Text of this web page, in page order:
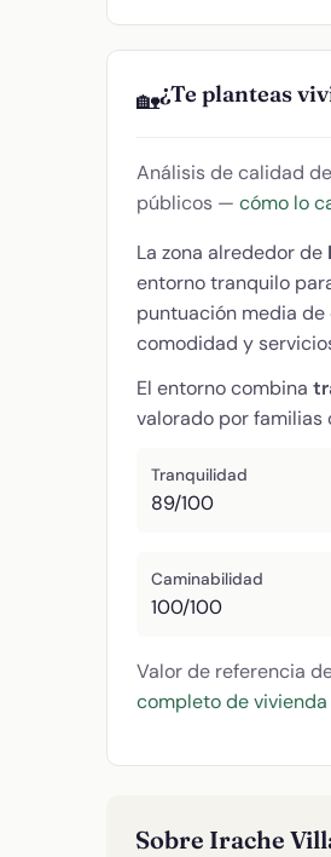
🏡¿Te planteas
Análisis de calidad
públicos — cómo lo
La zona alrededor de
entorno tranquilo
puntuación media
comodidad y
El entorno combina
valorado por familias
Tranquilidad
89/100
Caminabilidad
100/100
Valor de referencia
completo de vivienda
Sobre Irache